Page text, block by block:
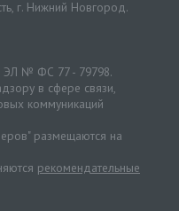
г. Нижний Новгород.
ЭЛ № ФС 77 - 79798.
в сфере связи,
коммуникаций
размещаются на
рекомендательные